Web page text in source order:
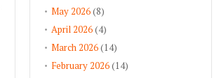
May 2026(8)
April 2026(4)
March 2026(14)
February 2026(14)